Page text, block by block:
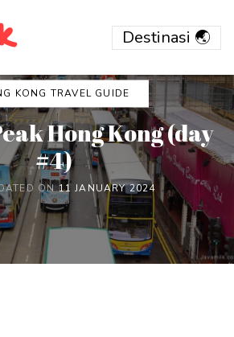
KONG TRAVEL GUIDE
Hong Kong (day
#4)
ON11 JANUARY 2024